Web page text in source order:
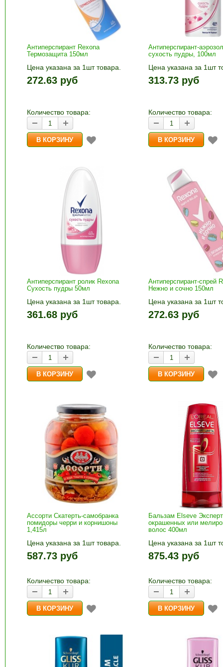
Антиперспирант Rexona
Термозащита 150мл
Цена указана за 1шт товара.
1шт прибавляется кнопками «+»
и «-». Выберите нужное
272.63 руб
Количество товара:
Антиперспирант-
сухость пудры, 100мл
Цена указана за 1шт
1шт прибавляется
и «-». Выберите
313.73 руб
Количество товара:
Антиперспирант ролик Rexona
Сухость пудры 50мл
Цена указана за 1шт товара.
1шт прибавляется кнопками «+»
и «-». Выберите нужное
361.68 руб
Количество товара:
Антиперспирант-спрей
Нежно и сочно 150мл
Цена указана за 1шт
1шт прибавляется
и «-». Выберите
272.63 руб
Количество товара:
Ассорти Скатерть-самобранка
помидоры черри и корнишоны
1,415л
Цена указана за 1шт товара.
1шт прибавляется кнопками «+»
и «-». Выберите нужное
корзину»
587.73 руб
Количество товара:
Бальзам Elseve
окрашенных или
волос 400мл
Цена указана за 1шт
1шт прибавляется
и «-». Выберите
корзину»
875.43 руб
Количество товара: